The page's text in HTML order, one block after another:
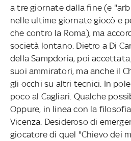
a tre giornate dalla fine (e
nelle ultime giornate giocò e
che contro la Roma), ma
società lontano. Dietro a Di
della Sampdoria, poi
suoi ammiratori, ma anche il
gli occhi su altri tecnici. In
poco al Cagliari. Qualche
Oppure, in linea con la
Vicenza. Desideroso di
giocatore di quel "Chievo dei